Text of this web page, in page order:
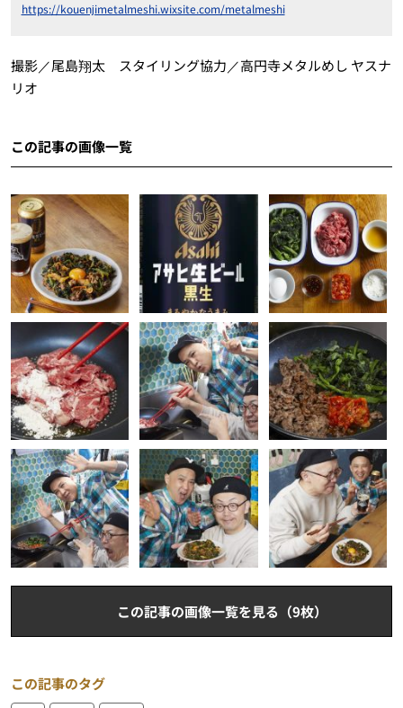
https://kouenjimetalmeshi.wixsite.com/metalmeshi
撮影／尾島翔太 スタイリング協力／高円寺メタルめし ヤスナ
リオ
この記事の画像一覧
この記事の画像一覧を見る（9枚）
この記事のタグ